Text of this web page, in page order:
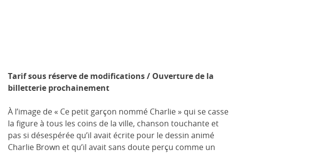
Tarif sous réserve de modifications / Ouverture de la
billetterie prochainement
À l’image de « Ce petit garçon nommé Charlie » qui se casse
la figure à tous les coins de la ville, chanson touchante et
pas si désespérée qu’il avait écrite pour le dessin animé
Charlie Brown et qu’il avait sans doute perçu comme un